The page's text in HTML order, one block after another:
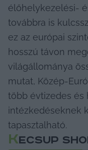
élőhelykezelési-
továbbra is
ez az európai
hosszú távon
világállománya
mutat, Közép-
több évtizedes és
intézkedéseknek
tapasztalható.
KECSUP